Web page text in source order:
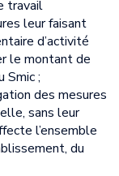
travail
leur faisant
d’activité
le montant de
Smic ;
des mesures
sans leur
l’ensemble
du